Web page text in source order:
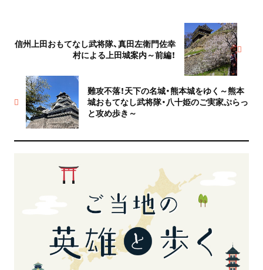
難攻不落！天下の名城・熊本城をゆく～熊本
城おもてなし武将隊・八十姫のご実家ぷらっ
と攻め歩き～
信州上田おもてなし武将隊、真田左衛門佐幸
村による上田城案内～前編！